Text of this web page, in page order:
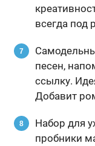
всегда под
песен,
ссылку.
Добавит
Набор для
пробники